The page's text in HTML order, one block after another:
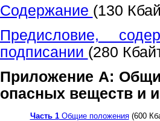
Содержание (130
Предисловие,
подписании (280
Приложение А:
опасных веществ и
Часть 1Общие положения(600